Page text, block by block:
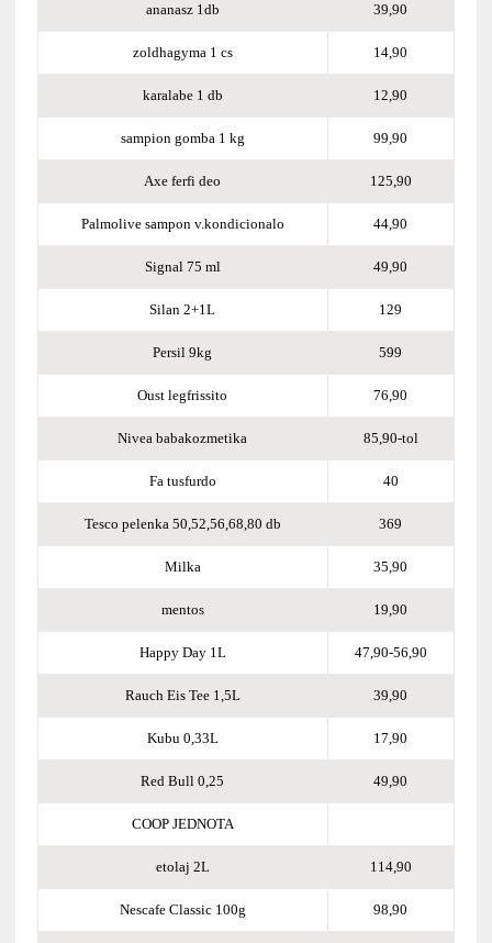
ananasz 1db 39,90
zoldhagyma 1 cs 14,90
karalabe 1 db 12,90
sampion gomba 1 kg 99,90
Axe ferfi deo 125,90
Palmolive sampon v.kondicionalo 44,90
Signal 75 ml 49,90
Silan 2+1L 129
Persil 9kg 599
Oust legfrissito 76,90
Nivea babakozmetika 85,90-tol
Fa tusfurdo 40
Tesco pelenka 50,52,56,68,80 db 369
Milka 35,90
mentos 19,90
Happy Day 1L 47,90-56,90
Rauch Eis Tee 1,5L 39,90
Kubu 0,33L 17,90
Red Bull 0,25 49,90
COOP JEDNOTA
etolaj 2L 114,90
Nescafe Classic 100g 98,90